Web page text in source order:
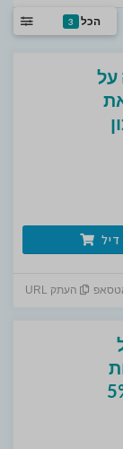
הכל 3
על
העתק URL
וקבלו 5%